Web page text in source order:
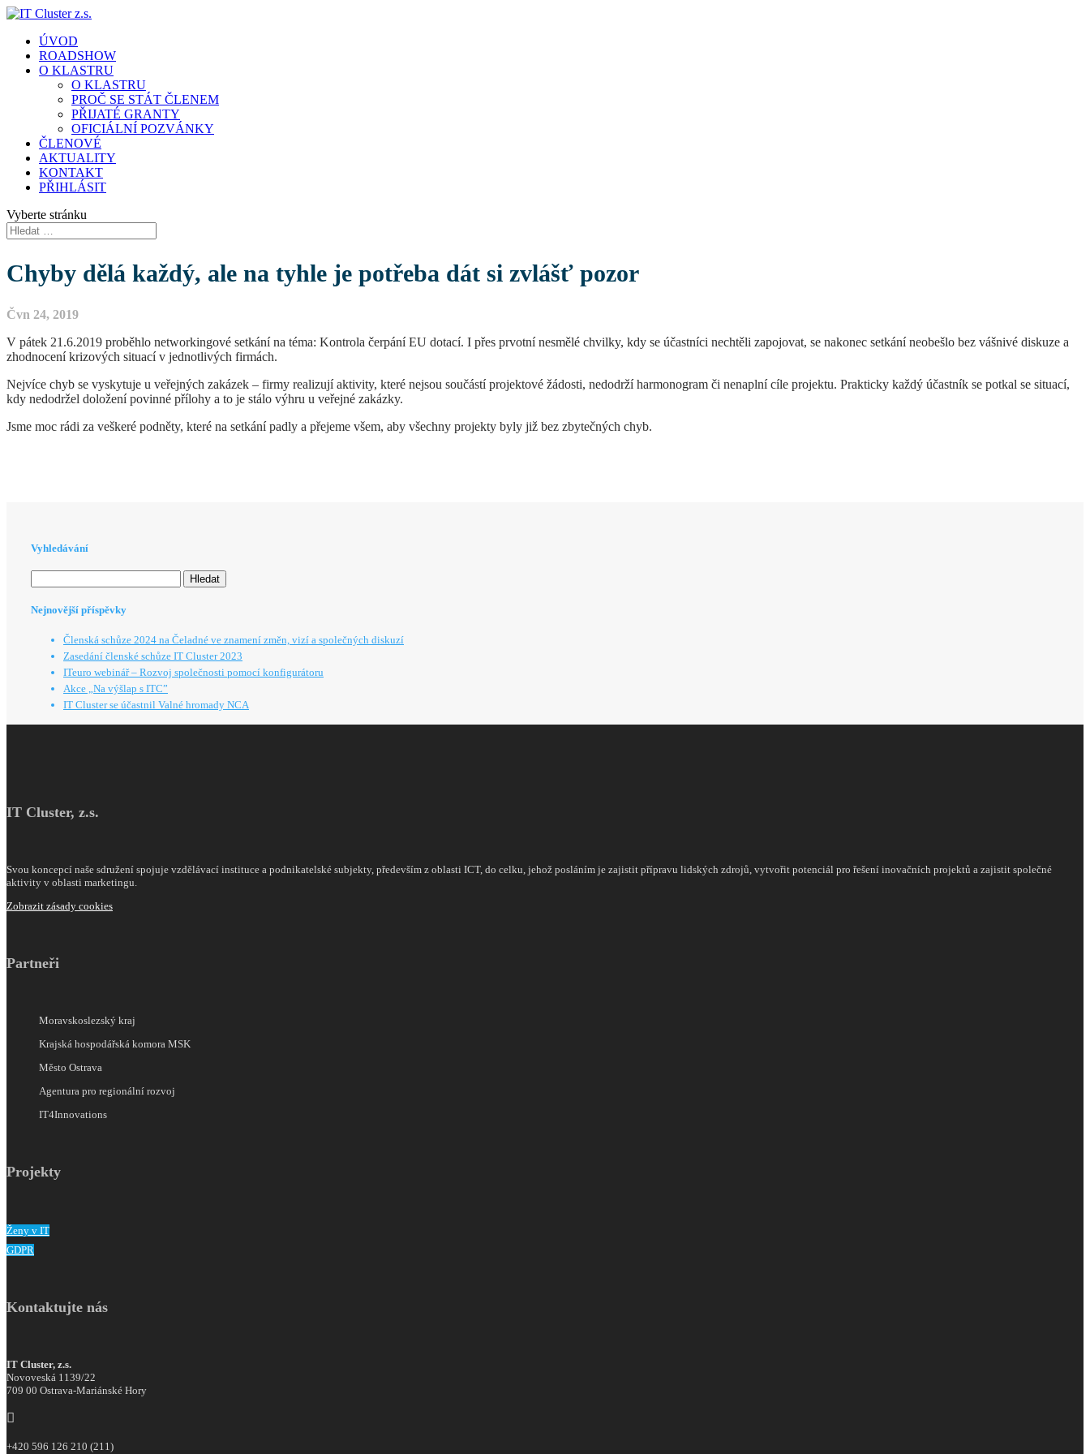
ÚVOD
ROADSHOW
O KLASTRU
O KLASTRU
PROČ SE STÁT ČLENEM
PŘIJATÉ GRANTY
OFICIÁLNÍ POZVÁNKY
ČLENOVÉ
AKTUALITY
KONTAKT
PŘIHLÁSIT
Vyberte stránku
Chyby dělá každý, ale na tyhle je potřeba dát si zvlášť pozor
Čvn 24, 2019
V pátek 21.6.2019 proběhlo networkingové setkání na téma: Kontrola čerpání EU dotací. I přes prvotní nesmělé chvilky, kdy se účastníci nechtěli zapojovat, se nakonec setkání neobešlo bez vášnivé diskuze a
zhodnocení krizových situací v jednotlivých firmách.
Nejvíce chyb se vyskytuje u veřejných zakázek – firmy realizují aktivity, které nejsou součástí projektové žádosti, nedodrží harmonogram či nenaplní cíle projektu. Prakticky každý účastník se potkal se situací,
kdy nedodržel doložení povinné přílohy a to je stálo výhru u veřejné zakázky.
Jsme moc rádi za veškeré podněty, které na setkání padly a přejeme všem, aby všechny projekty byly již bez zbytečných chyb.
Vyhledávání
Nejnovější příspěvky
Členská schůze 2024 na Čeladné ve znamení změn, vizí a společných diskuzí
Zasedání členské schůze IT Cluster 2023
ITeuro webinář – Rozvoj společnosti pomocí konfigurátoru
Akce „Na výšlap s ITC”
IT Cluster se účastnil Valné hromady NCA
IT Cluster, z.s.
Svou koncepcí naše sdružení spojuje vzdělávací instituce a podnikatelské subjekty, především z oblasti ICT, do celku, jehož posláním je zajistit přípravu lidských zdrojů, vytvořit potenciál pro řešení inovačních projektů a zajistit společné
aktivity v oblasti marketingu.
Zobrazit zásady cookies
Partneři
Moravskoslezský kraj
Krajská hospodářská komora MSK
Město Ostrava
Agentura pro regionální rozvoj
IT4Innovations
Projekty
Ženy v IT
GDPR
Kontaktujte nás
IT Cluster, z.s.
Novoveská 1139/22
709 00 Ostrava-Mariánské Hory

+420 596 126 210 (211)